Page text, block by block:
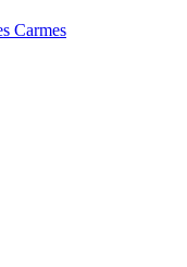
Carmes